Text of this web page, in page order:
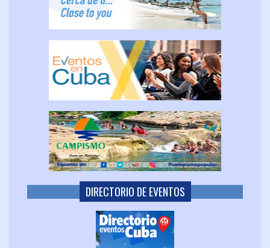
DIRECTORIO DE EVENTOS